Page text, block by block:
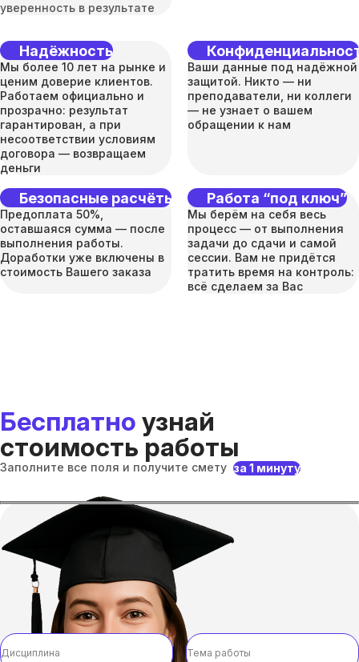
уверенность в результате
Надёжность
Мы более 10 лет на рынке и
ценим доверие клиентов.
Работаем официально и
прозрачно: результат
гарантирован, а при
несоответствии условиям
договора — возвращаем
деньги
Ваши данные под надёжной
защитой. Никто — ни
преподаватели, ни коллеги
— не узнает о вашем
обращении к нам
Безопасные расчёты
Предоплата 50%,
оставшаяся сумма — после
выполнения работы.
Доработки уже включены в
стоимость Вашего заказа
Работа “под ключ”
Мы берём на себя весь
процесс — от выполнения
задачи до сдачи и самой
сессии. Вам не придётся
тратить время на контроль:
всё сделаем за Вас
Бесплатно узнай
стоимость работы
Заполните все поля и получите смету за 1 минуту